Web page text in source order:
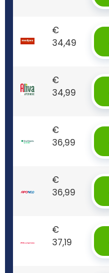
€
34,49
€
34,99
€
36,99
€
36,99
€
37,19